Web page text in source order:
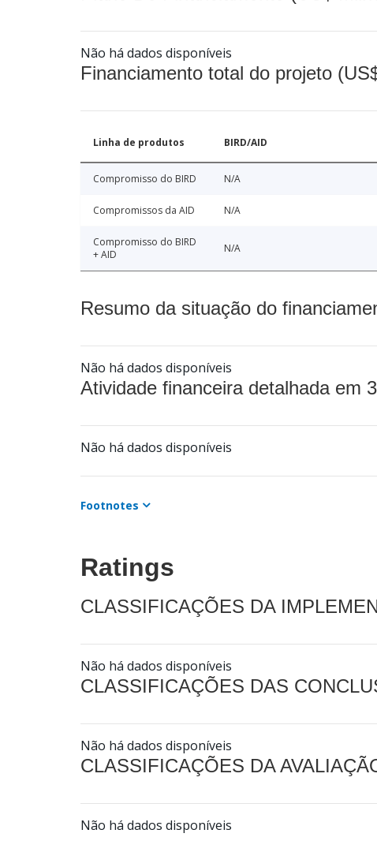
Não há dados disponíveis
Financiamento total do projeto
Linha de produtos BIRD/AID
Compromisso do BIRD N/A
Compromissos da AID N/A
Compromisso do BIRD
+ AID
N/A
Resumo da situação do
Não há dados disponíveis
Atividade financeira detalhada em
Não há dados disponíveis
Footnotes
Ratings
CLASSIFICAÇÕES DA
Não há dados disponíveis
CLASSIFICAÇÕES DAS
Não há dados disponíveis
CLASSIFICAÇÕES DA
Não há dados disponíveis